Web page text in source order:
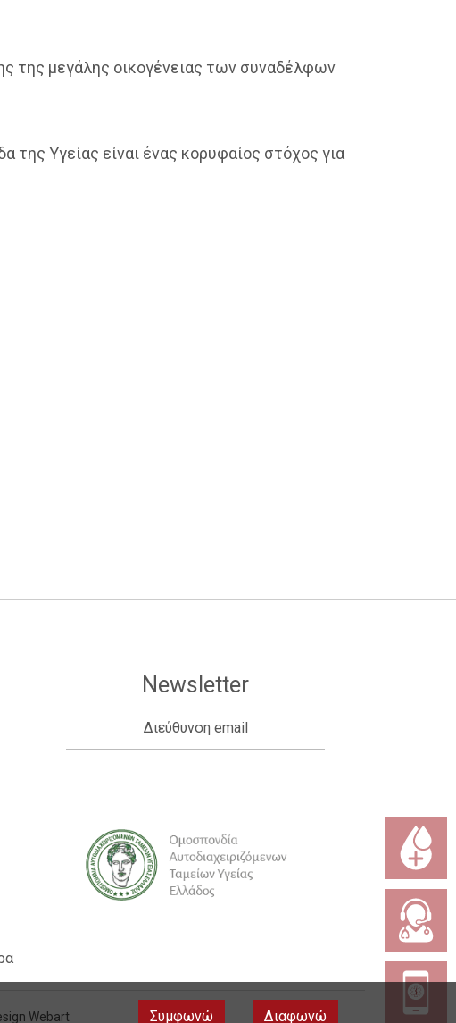
της μεγάλης οικογένειας των συναδέλφων
της Υγείας είναι ένας κορυφαίος στόχος για
Newsletter
Διεύθυνση email
Webart Συμφωνώ Διαφωνώ